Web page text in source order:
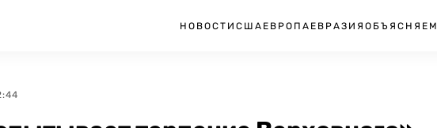
НОВОСТИ США ЕВРОПА ЕВРАЗИЯ ОБЪЯСНЯЕМ